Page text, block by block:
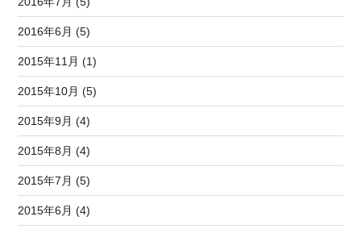
2016年6月 (5)
2015年11月 (1)
2015年10月 (5)
2015年9月 (4)
2015年8月 (4)
2015年7月 (5)
2015年6月 (4)